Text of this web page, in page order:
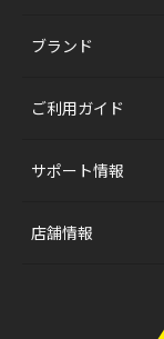
ブランド
ご利用ガイド
サポート情報
店舗情報